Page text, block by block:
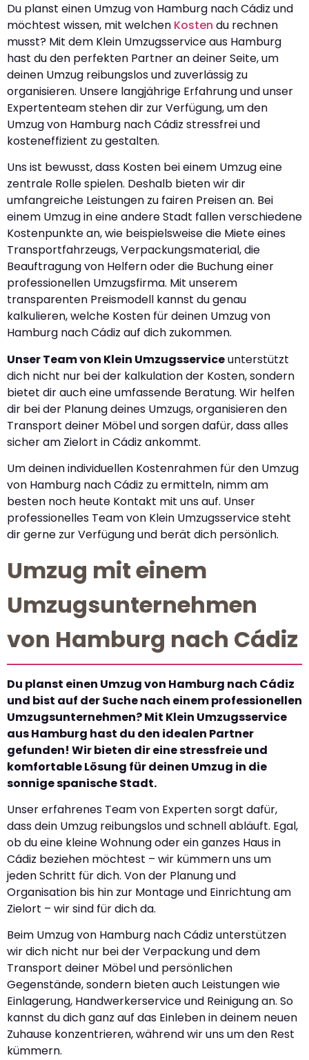
Du planst einen Umzug von Hamburg nach Cádiz und
möchtest wissen, mit welchen Kosten du rechnen
musst? Mit dem Klein Umzugsservice aus Hamburg
hast du den perfekten Partner an deiner Seite, um
deinen Umzug reibungslos und zuverlässig zu
organisieren. Unsere langjährige Erfahrung und unser
Expertenteam stehen dir zur Verfügung, um den
Umzug von Hamburg nach Cádiz stressfrei und
kosteneffizient zu gestalten.
Uns ist bewusst, dass Kosten bei einem Umzug eine
zentrale Rolle spielen. Deshalb bieten wir dir
umfangreiche Leistungen zu fairen Preisen an. Bei
einem Umzug in eine andere Stadt fallen verschiedene
Kostenpunkte an, wie beispielsweise die Miete eines
Transportfahrzeugs, Verpackungsmaterial, die
Beauftragung von Helfern oder die Buchung einer
professionellen Umzugsfirma. Mit unserem
transparenten Preismodell kannst du genau
kalkulieren, welche Kosten für deinen Umzug von
Hamburg nach Cádiz auf dich zukommen.
Unser Team von Klein Umzugsserviceunterstützt
dich nicht nur bei der kalkulation der Kosten, sondern
bietet dir auch eine umfassende Beratung. Wir helfen
dir bei der Planung deines Umzugs, organisieren den
Transport deiner Möbel und sorgen dafür, dass alles
sicher am Zielort in Cádiz ankommt.
Um deinen individuellen Kostenrahmen für den Umzug
von Hamburg nach Cádiz zu ermitteln, nimm am
besten noch heute Kontakt mit uns auf. Unser
professionelles Team von Klein Umzugsservice steht
dir gerne zur Verfügung und berät dich persönlich.
Umzug mit einem
Umzugsunternehmen
von Hamburg nach Cádiz
Du planst einen Umzug von Hamburg nach Cádiz
und bist auf der Suche nach einem professionellen
Umzugsunternehmen? Mit Klein Umzugsservice
aus Hamburg hast du den idealen Partner
gefunden! Wir bieten dir eine stressfreie und
komfortable Lösung für deinen Umzug in die
sonnige spanische Stadt.
Unser erfahrenes Team von Experten sorgt dafür,
dass dein Umzug reibungslos und schnell abläuft. Egal,
ob du eine kleine Wohnung oder ein ganzes Haus in
Cádiz beziehen möchtest – wir kümmern uns um
jeden Schritt für dich. Von der Planung und
Organisation bis hin zur Montage und Einrichtung am
Zielort – wir sind für dich da.
Beim Umzug von Hamburg nach Cádiz unterstützen
wir dich nicht nur bei der Verpackung und dem
Transport deiner Möbel und persönlichen
Gegenstände, sondern bieten auch Leistungen wie
Einlagerung, Handwerkerservice und Reinigung an. So
kannst du dich ganz auf das Einleben in deinem neuen
Zuhause konzentrieren, während wir uns um den Rest
kümmern.